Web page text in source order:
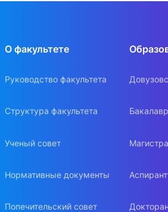
О факультете
Руководство факультета
Структура факультета
Ученый совет
Нормативные документы
Попечительский совет